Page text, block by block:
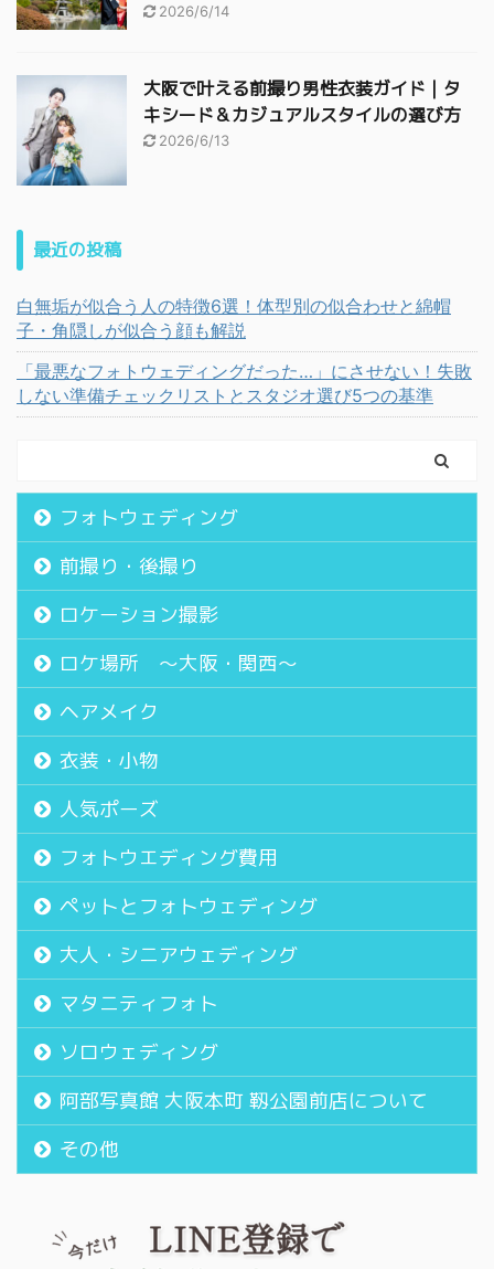
2026/6/14
大阪で叶える前撮り男性衣装ガイド｜タ
キシード＆カジュアルスタイルの選び方
2026/6/13
最近の投稿
白無垢が似合う人の特徴6選！体型別の似合わせと綿帽
子・角隠しが似合う顔も解説
「最悪なフォトウェディングだった…」にさせない！失敗
しない準備チェックリストとスタジオ選び5つの基準
フォトウェディング
前撮り・後撮り
ロケーション撮影
ロケ場所 〜大阪・関西〜
ヘアメイク
衣装・小物
人気ポーズ
フォトウエディング費用
ペットとフォトウェディング
大人・シニアウェディング
マタニティフォト
ソロウェディング
阿部写真館 大阪本町 靱公園前店について
その他